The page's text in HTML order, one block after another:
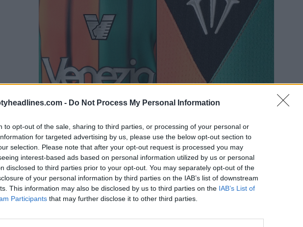
- Do Not Process My Personal Information
to opt-out of the sale, sharing to third parties, or processing of your personal or
for targeted advertising by us, please use the below opt-out section to
selection. Please note that after your opt-out request is processed you may
interest-based ads based on personal information utilized by us or personal
disclosed to third parties prior to your opt-out. You may separately opt-out of the
of your personal information by third parties on the IAB’s list of downstream
This information may also be disclosed by us to third parties on the IAB’s List of
Participants that may further disclose it to other third parties.